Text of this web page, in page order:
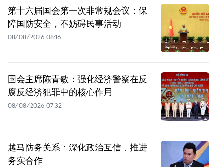
第十六届国会第一次非常规会议：保
障国防安全，不妨碍民事活动
08/08/2026 08:16
国会主席陈青敏：强化经济警察在反
腐反经济犯罪中的核心作用
08/08/2026 07:32
越马防务关系：深化政治互信，推进
务实合作